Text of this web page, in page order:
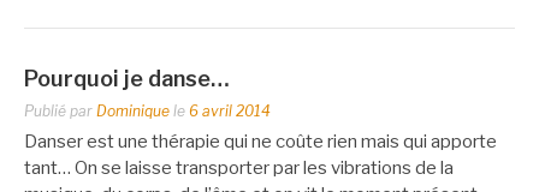
Pourquoi je danse…
Publié par Dominique le 6 avril 2014
Danser est une thérapie qui ne coûte rien mais qui apporte
tant… On se laisse transporter par les vibrations de la